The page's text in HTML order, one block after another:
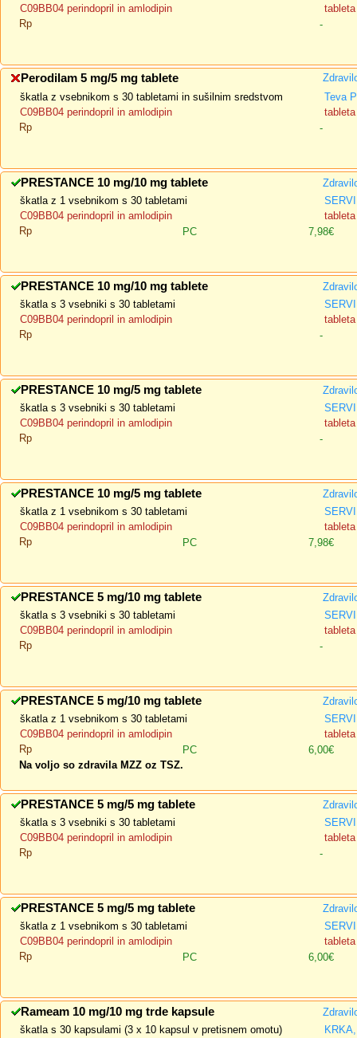
C09BB04 perindopril in amlodipin
tableta
Rp
-
Perodilam 5 mg/5 mg tablete
škatla z vsebnikom s 30 tabletami in sušilnim sredstvom
Teva
C09BB04 perindopril in amlodipin
tableta
Rp
-
PRESTANCE 10 mg/10 mg tablete
škatla z 1 vsebnikom s 30 tabletami
C09BB04 perindopril in amlodipin
tableta
Rp
PC 7,98€
PRESTANCE 10 mg/10 mg tablete
škatla s 3 vsebniki s 30 tabletami
C09BB04 perindopril in amlodipin
tableta
Rp
-
PRESTANCE 10 mg/5 mg tablete
škatla s 3 vsebniki s 30 tabletami
C09BB04 perindopril in amlodipin
tableta
Rp
-
PRESTANCE 10 mg/5 mg tablete
škatla z 1 vsebnikom s 30 tabletami
C09BB04 perindopril in amlodipin
tableta
Rp
PC 7,98€
PRESTANCE 5 mg/10 mg tablete
škatla s 3 vsebniki s 30 tabletami
C09BB04 perindopril in amlodipin
tableta
Rp
-
PRESTANCE 5 mg/10 mg tablete
škatla z 1 vsebnikom s 30 tabletami
C09BB04 perindopril in amlodipin
tableta
Rp
PC
6,00€
Na voljo so zdravila MZZ oz TSZ.
PRESTANCE 5 mg/5 mg tablete
škatla s 3 vsebniki s 30 tabletami
C09BB04 perindopril in amlodipin
tableta
Rp
-
PRESTANCE 5 mg/5 mg tablete
škatla z 1 vsebnikom s 30 tabletami
C09BB04 perindopril in amlodipin
tableta
Rp
PC 6,00€
Rameam 10 mg/10 mg trde kapsule
škatla s 30 kapsulami (3 x 10 kapsul v pretisnem omotu)